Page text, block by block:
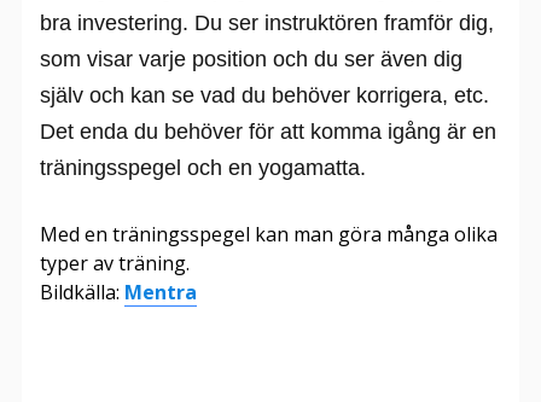
bra investering. Du ser instruktören framför dig,
som visar varje position och du ser även dig
själv och kan se vad du behöver korrigera, etc.
Det enda du behöver för att komma igång är en
träningsspegel och en yogamatta.
Med en träningsspegel kan man göra många olika
typer av träning.
Bildkälla: Mentra